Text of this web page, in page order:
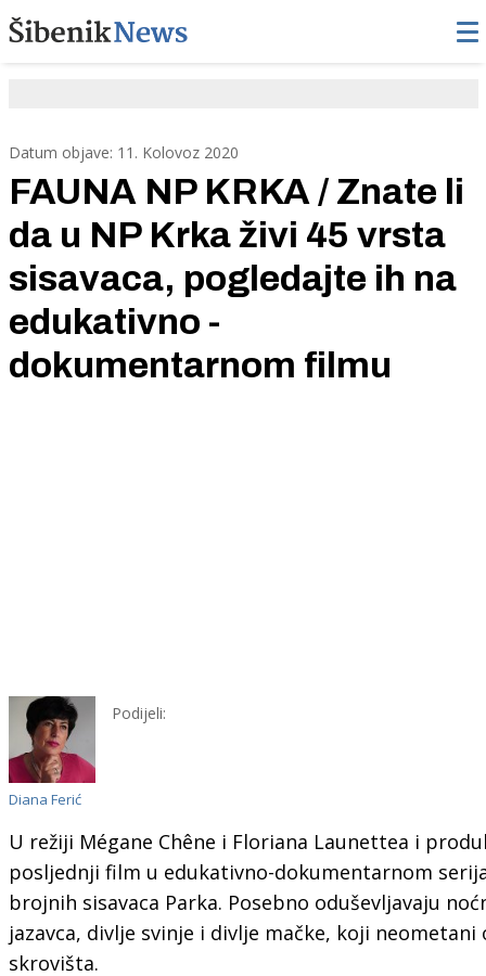
Datum objave: 11. Kolovoz 2020
FAUNA NP KRKA / Znate li
da u NP Krka živi 45 vrsta
sisavaca, pogledajte ih na
edukativno -
dokumentarnom filmu
Diana Ferić
Podijeli:
U režiji Mégane Chêne i Floriana Launettea i
posljednji film u edukativno-dokumentarnom
brojnih sisavaca Parka. Posebno oduševljavaju
jazavca, divlje svinje i divlje mačke, koji
skrovišta.